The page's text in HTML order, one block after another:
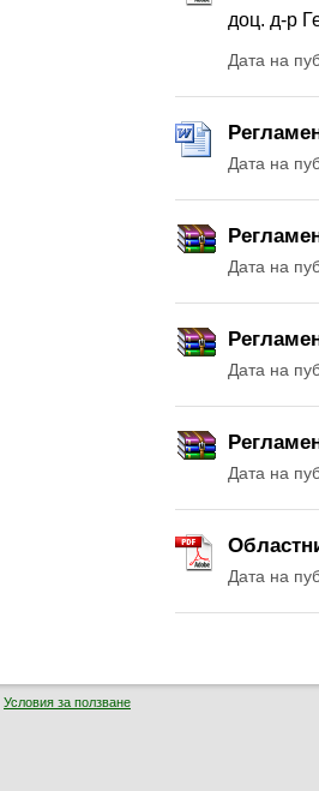
доц. д-р
Дата на
Дата на
Дата на
Дата на
Дата на
Дата на
Условия за ползване